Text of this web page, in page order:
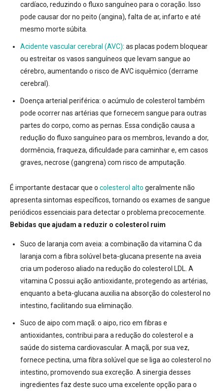
cardíaco, reduzindo o fluxo sanguíneo para o coração. Isso
pode causar dor no peito (angina), falta de ar, infarto e até
mesmo morte súbita.
Acidente vascular cerebral (AVC): as placas podem bloquear
ou estreitar os vasos sanguíneos que levam sangue ao
cérebro, aumentando o risco de AVC isquêmico (derrame
cerebral).
Doença arterial periférica: o acúmulo de colesterol também
pode ocorrer nas artérias que fornecem sangue para outras
partes do corpo, como as pernas. Essa condição causa a
redução do fluxo sanguíneo para os membros, levando a dor,
dormência, fraqueza, dificuldade para caminhar e, em casos
graves, necrose (gangrena) com risco de amputação.
É importante destacar que o colesterol alto geralmente não
apresenta sintomas específicos, tornando os exames de sangue
periódicos essenciais para detectar o problema precocemente.
Bebidas que ajudam a reduzir o colesterol ruim
Suco de laranja com aveia: a combinação davitamina C da
laranja com a fibra solúvel beta-glucana presente na aveia
cria um poderoso aliado na redução do colesterol LDL. A
vitamina C possui ação antioxidante, protegendo as artérias,
enquanto a beta-glucana auxilia na absorção do colesterol no
intestino, facilitando sua eliminação.
Suco de aipo com maçã: o aipo, rico em fibras e
antioxidantes, contribui para a redução do colesterol e a
saúde do sistema cardiovascular. A maçã, por sua vez,
fornece pectina, uma fibra solúvel que se liga ao colesterol no
intestino, promovendo sua excreção. A sinergia desses
ingredientes faz deste suco uma excelente opção para o